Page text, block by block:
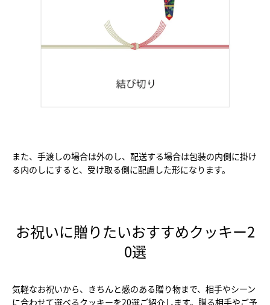
また、手渡しの場合は外のし、配送する場合は包装の内側に掛け
る内のしにすると、受け取る側に配慮した形になります。
お祝いに贈りたいおすすめクッキー2
0選
気軽なお祝いから、きちんと感のある贈り物まで、相手やシーン
に合わせて選べるクッキーを20選ご紹介します。贈る相手やご予